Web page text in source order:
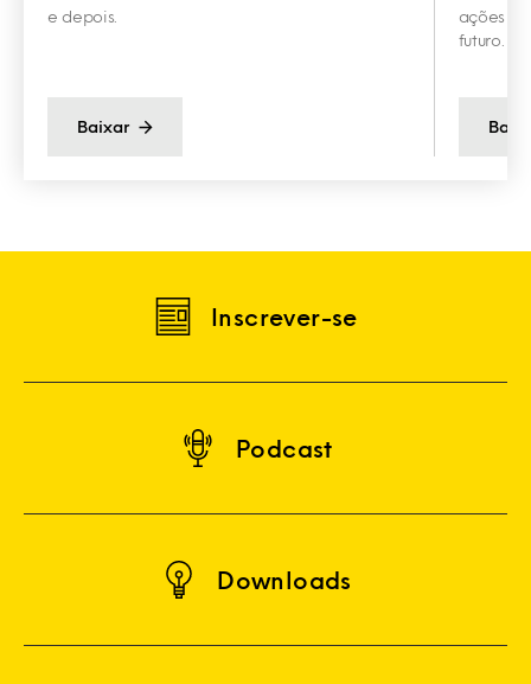
e depois.
Baixar
ações
futuro.
Inscrever-se
Podcast
Downloads